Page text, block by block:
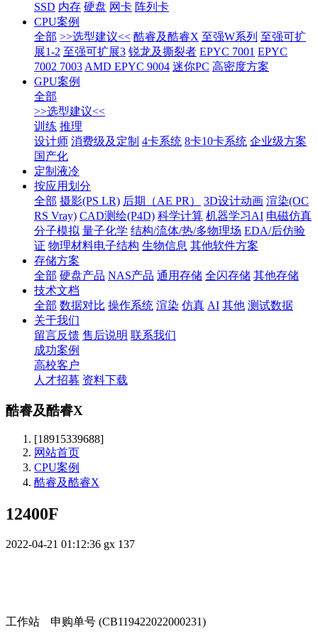
SSD 内存 硬盘 网卡 阵列卡
CPU案例
全部 >>选型建议<< 酷睿及酷睿X 至强W系列 至强可扩
展1-2 至强可扩展3 锐龙及撕裂者 EPYC 7001 EPYC
7002 7003 AMD EPYC 9004 迷你PC 高密度方案
GPU案例
全部
>>选型建议<<
训练 推理
设计师 消费级及定制 4卡系统 8卡10卡系统 企业级方案
国产化
定制液冷
按应用划分
全部 摄影(PS LR) 后期（AE PR） 3D设计动画 渲染(OC
RS Vray) CAD测绘(P4D) 科学计算 机器学习AI 电磁仿真
分子模拟 量子化学 结构/流体/热/多物理场 EDA/后仿验
证 物理材料电子结构 生物信息 其他软件方案
存储方案
全部 硬盘产品 NAS产品 通用存储 全闪存储 其他存储
技术文档
全部 数据对比 操作系统 渲染 仿真 AI 其他 测试数据
关于我们
留言反馈 售后说明 联系我们
成功案例
高校客户
人才招募 资料下载
酷睿及酷睿X
[18915339688]
网站首页
CPU案例
酷睿及酷睿X
12400F
2022-04-21 01:12:36 gx 137
工作站
申购单号 (CB119422022000231)